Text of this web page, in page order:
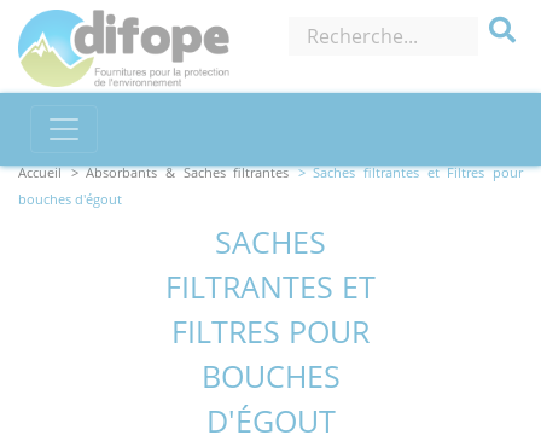
Accueil > Absorbants & Saches filtrantes > Saches filtrantes et Filtres pour
bouches d'égout
SACHES
FILTRANTES ET
FILTRES POUR
BOUCHES
D'ÉGOUT